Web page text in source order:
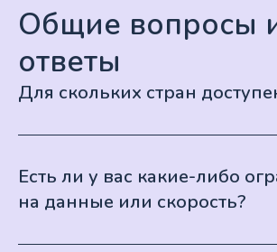
Общие вопросы
ответы
Для скольких стран
Есть ли у вас какие-либо
на данные или скорость?